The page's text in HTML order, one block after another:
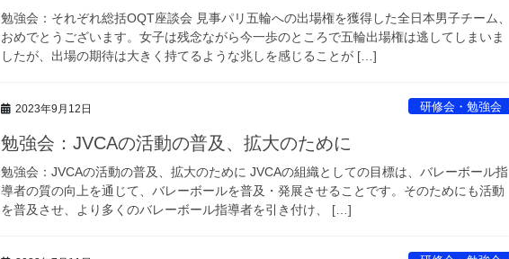
勉強会：それぞれ総括OQT座談会 見事パリ五輪への出場権を獲得した全日本男子チーム、
おめでとうございます。女子は残念ながら今一歩のところで五輪出場権は逃してしまいま
したが、出場の期待は大きく持てるような兆しを感じることが […]
2023年9月12日 研修会・勉強会
勉強会：JVCAの活動の普及、拡大のために
勉強会：JVCAの活動の普及、拡大のために JVCAの組織としての目標は、バレーボール指
導者の質の向上を通じて、バレーボールを普及・発展させることです。そのためにも活動
を普及させ、より多くのバレーボール指導者を引き付け、 […]